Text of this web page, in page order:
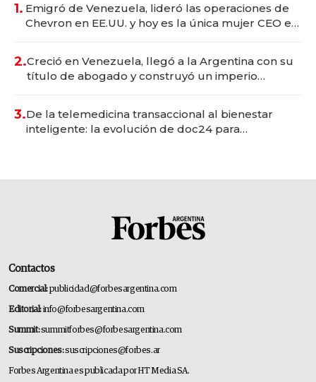
1. Emigró de Venezuela, lideró las operaciones de
Chevron en EE.UU. y hoy es la única mujer CEO en
2.Creció en Venezuela, llegó a la Argentina con su
título de abogado y construyó un imperio
3.De la telemedicina transaccional al bienestar
inteligente: la evolución de doc24 para
Contactos
Comercial:publicidad@forbesargentina.com
Editorial:info@forbesargentina.com
Summit:summitforbes@forbesargentina.com
Suscripciones:suscripciones@forbes.ar
Forbes Argentina es publicada por HT Media SA.